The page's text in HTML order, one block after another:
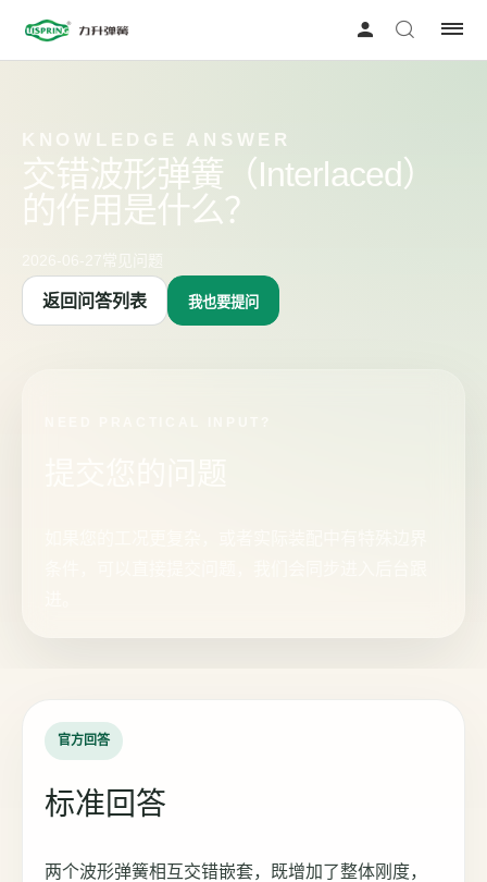
KNOWLEDGE ANSWER
交错波形弹簧（Interlaced）
的作用是什么？
返回问答列表 我也要提问
官方回答
标准回答
两个波形弹簧相互交错嵌套，既增加了整体刚度，